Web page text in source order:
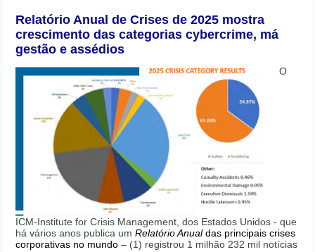
Relatório Anual de Crises de 2025 mostra
crescimento das categorias cybercrime, má
gestão e assédios
O
ICM-Institute for Crisis Management, dos Estados Unidos - que
há vários anos publica umRelatório Anualdas principais crises
corporativas no mundo – (1) registrou 1 milhão 232 mil notícias